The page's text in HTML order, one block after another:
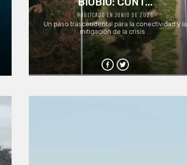
PUBLICADO EN JUNIO DE 2026
Un paso trascendental para la conectividad y la
mitigación de la crisis ...